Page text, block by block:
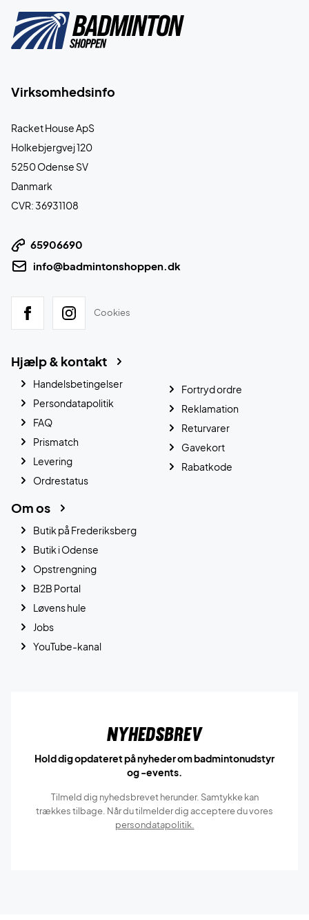
Virksomhedsinfo
Racket House ApS
Holkebjergvej 120
5250 Odense SV
Danmark
CVR: 36931108
65906690
info@badmintonshoppen.dk
Cookies
Hjælp & kontakt
Handelsbetingelser
Persondatapolitik
FAQ
Prismatch
Levering
Ordrestatus
Fortryd ordre
Reklamation
Returvarer
Gavekort
Rabatkode
Om os
Butik på Frederiksberg
Butik i Odense
Opstrengning
B2B Portal
Løvens hule
Jobs
YouTube-kanal
Nyhedsbrev
Hold dig opdateret på nyheder om badmintonudstyr
og -events.
Tilmeld dig nyhedsbrevet herunder. Samtykke kan
trækkes tilbage. Når du tilmelder dig acceptere du vores
persondatapolitik.